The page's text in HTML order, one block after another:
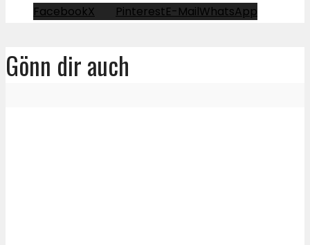
FacebookX PinterestE-MailWhatsApp
Gönn dir auch